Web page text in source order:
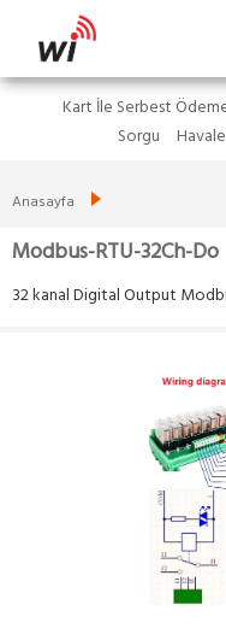
Kart İle Serbest
Sorgu
Anasayfa
Modbus-RTU-32Ch-Do
32 kanal Digital Output